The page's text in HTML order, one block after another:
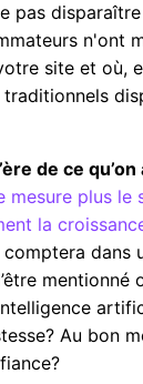
pas
n'ont
site et où,
de ce
mesure plus le
la
comptera dans
mentionné
Au bon